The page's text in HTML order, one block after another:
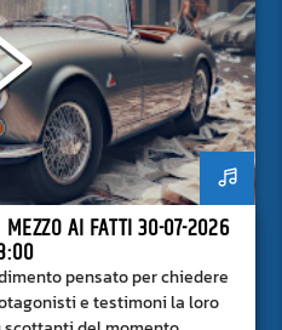
AI FATTI 30-07-2026
pensato per chiedere
e testimoni la loro